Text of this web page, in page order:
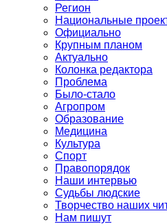
Регион
Национальные
Официально
Крупным планом
Актуально
Колонка редактора
Проблема
Было-стало
Агропром
Образование
Медицина
Культура
Спорт
Правопорядок
Наши интервью
Судьбы людские
Творчество наших
Нам пишут